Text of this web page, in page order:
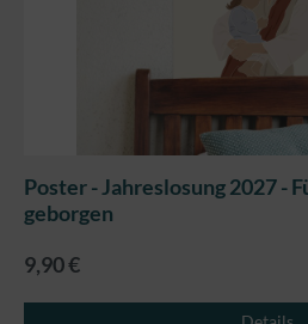
Poster - Jahreslosung 2027 -
geborgen
9,90 €